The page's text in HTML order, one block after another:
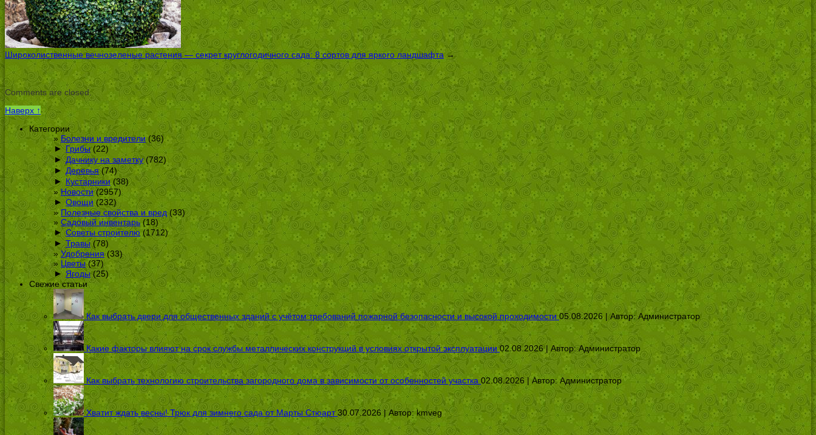
Широколиственные вечнозеленые растения — секрет круглогодичного сада: 8 сортов для яркого ландшафта →
Comments are closed.
Наверх ↑
Категории
Болезни и вредители(36)
► Грибы(22)
► Дачнику на заметку(782)
► Деревья(74)
► Кустарники(38)
Новости(2957)
► Овощи(232)
Полезные свойства и вред(33)
Садовый инвентарь (18)
► Советы строителю(1712)
► Травы(78)
Удобрения(33)
Цветы(37)
► Ягоды(25)
Свежие статьи
Как выбрать двери для общественных зданий с учётом требований пожарной безопасности и высокой проходимости 05.08.2026 | Автор:Администратор
Какие факторы влияют на срок службы металлических конструкций в условиях открытой эксплуатации 02.08.2026 | Автор:Администратор
Как выбрать технологию строительства загородного дома в зависимости от особенностей участка 02.08.2026 | Автор:Администратор
Хватит ждать весны! Трюк для зимнего сада от Марты Стюарт 30.07.2026 | Автор:kmveg